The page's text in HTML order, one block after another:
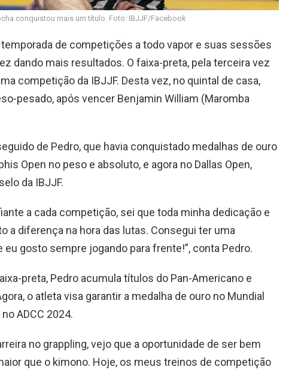
conquistou mais um título. Foto: IBJJF/Facebook
de competições a todo vapor e suas sessões
dando mais resultados. O faixa-preta, pela terceira vez
competição da IBJJF. Desta vez, no quintal de casa,
pesado, após vencer Benjamin William (Maromba
de Pedro, que havia conquistado medalhas de ouro
Open no peso e absoluto, e agora no Dallas Open,
da IBJJF.
a cada competição, sei que toda minha dedicação e
a diferença na hora das lutas. Consegui ter uma
gosto sempre jogando para frente!”, conta Pedro.
preta, Pedro acumula títulos do Pan-Americano e
o atleta visa garantir a medalha de ouro no Mundial
ADCC 2024.
no grappling, vejo que a oportunidade de ser bem
que o kimono. Hoje, os meus treinos de competição